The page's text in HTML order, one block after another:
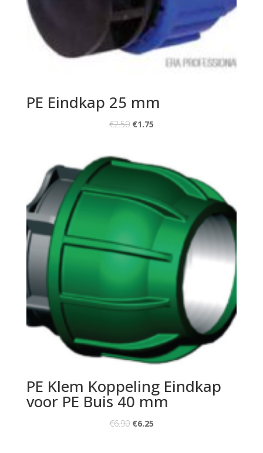
PE Eindkap 25 mm
€2.50 €1.75
PE Klem Koppeling Eindkap
voor PE Buis 40 mm
€6.90 €6.25